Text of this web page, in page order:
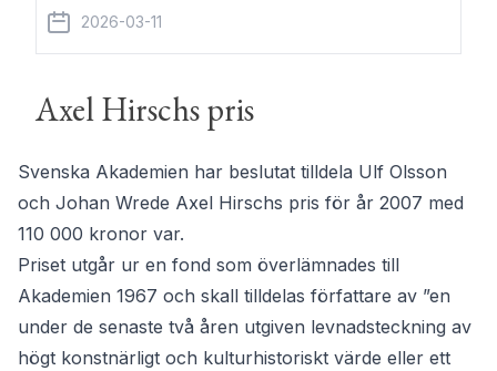
författare och översättare. Hon debuterade 2006 med
det prosalyriska verket En
2026-03-11
Axel Hirschs pris
Svenska Akademien har beslutat tilldela Ulf Olsson
och Johan Wrede Axel Hirschs pris för år 2007 med
110 000 kronor var.
Priset utgår ur en fond som överlämnades till
Akademien 1967 och skall tilldelas författare av ”en
under de senaste två åren utgiven levnadsteckning av
högt konstnärligt och kulturhistoriskt värde eller ett